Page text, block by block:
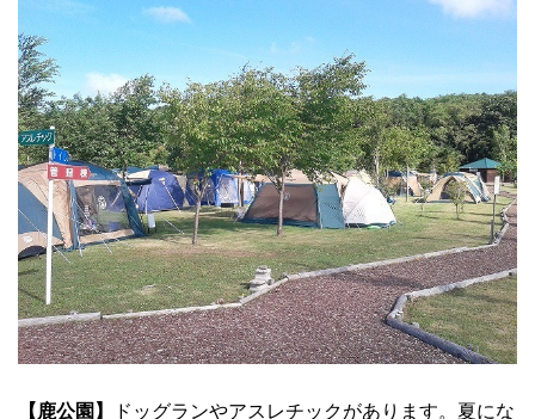
【鹿公園】
ドッグランやアスレチックがあります。夏にな